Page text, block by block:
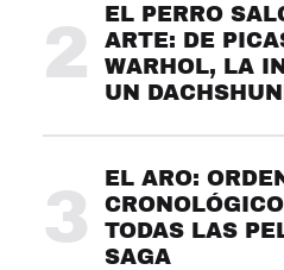
2
EL PERRO
ARTE: DE
WARHOL, LA
UN
3
EL ARO:
TODAS LAS
SAGA